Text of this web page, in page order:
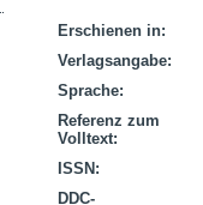
Erschienen in:
Verlagsangabe:
Sprache:
Referenz zum
Volltext:
ISSN:
DDC-